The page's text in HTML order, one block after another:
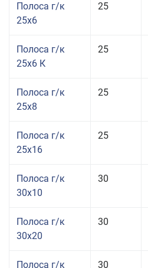
Полоса г/к
25x6
25
Полоса г/к
25x6 К
25
Полоса г/к
25x8
25
Полоса г/к
25x16
25
Полоса г/к
30x10
30
Полоса г/к
30x20
30
Полоса г/к 30